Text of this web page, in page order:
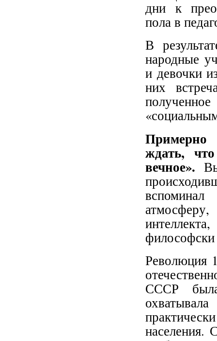
дни к
пола в
В
народные
и девочки
них
Примерно
ждать,
вечное».
философски
Революция
СССР
населения.